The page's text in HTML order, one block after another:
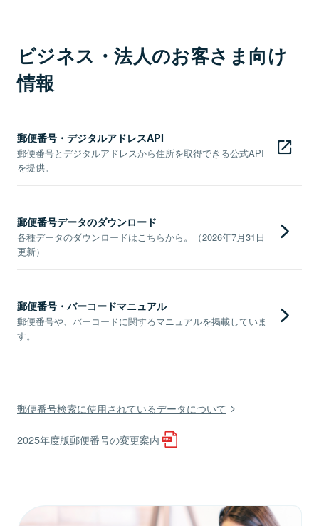
ビジネス・法人のお客さま向け
情報
郵便番号・デジタルアドレスAPI
郵便番号とデジタルアドレスから住所を取得できる公式API
を提供。
郵便番号データのダウンロード
各種データのダウンロードはこちらから。（2026年7月31日
更新）
郵便番号・バーコードマニュアル
郵便番号や、バーコードに関するマニュアルを掲載していま
す。
郵便番号検索に使用されているデータについて
2025年度版郵便番号の変更案内